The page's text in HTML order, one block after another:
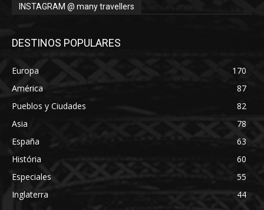
INSTAGRAM @ many travellers
DESTINOS POPULARES
Europa
170
América
87
Pueblos y Ciudades
82
Asia
78
España
63
História
60
Especiales
55
Inglaterra
44